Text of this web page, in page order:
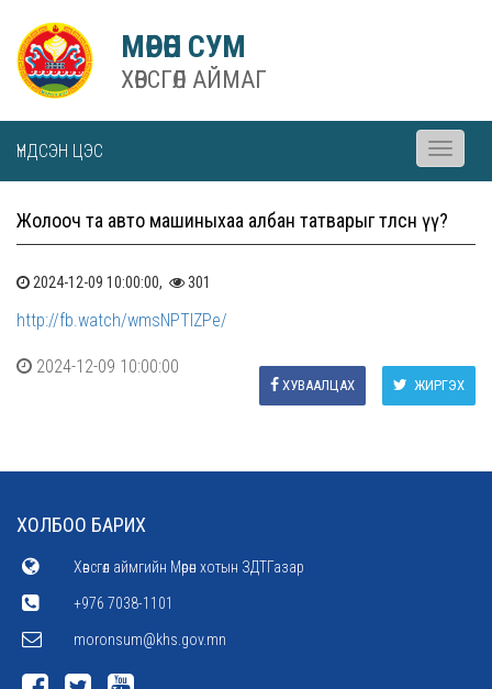
МӨРӨН СУМ
ХӨВСГӨЛ АЙМАГ
ҮНДСЭН ЦЭС
Toggle
Жолооч та авто машиныхаа албан татварыг төлсөн үү?
2024-12-09 10:00:00, 301
http://fb.watch/wmsNPTIZPe/
2024-12-09 10:00:00
ЖИРГЭХ
ХУВААЛЦАХ
ХОЛБОО БАРИХ
Хөвсгөл аймгийн Мөрөн хотын ЗДТГазар
+976 7038-1101
moronsum@khs.gov.mn